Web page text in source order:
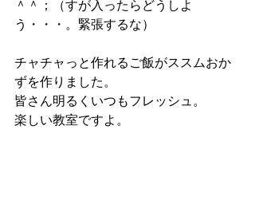
＾＾；（すが入ったらどうしよ
う・・・。緊張するな）
チャチャっと作れるご飯がススムおか
ずを作りました。
皆さん明るくいつもフレッシュ。
楽しい教室ですよ。